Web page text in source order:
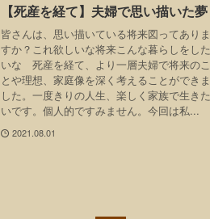
【死産を経て】夫婦で思い描いた夢
皆さんは、思い描いている将来図ってありま
すか？これ欲しいな将来こんな暮らしをした
いな 死産を経て、より一層夫婦で将来のこ
とや理想、家庭像を深く考えることができま
した。一度きりの人生、楽しく家族で生きた
いです。個人的ですみません。今回は私...
2021.08.01